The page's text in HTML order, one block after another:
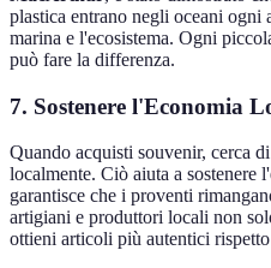
plastica entrano negli oceani ogni
marina e l'ecosistema. Ogni
può fare la differenza.
7. Sostenere l'Economia
Quando acquisti souvenir, cerca
localmente. Ciò aiuta a sostenere
garantisce che i proventi
artigiani e produttori locali non
ottieni articoli più autentici